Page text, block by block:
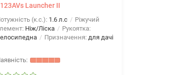
Launcher II
(к.с.): 1.6 л.с
Ріжучий
Ніж/Ліска
Рукоятка:
Призначення: для дачі